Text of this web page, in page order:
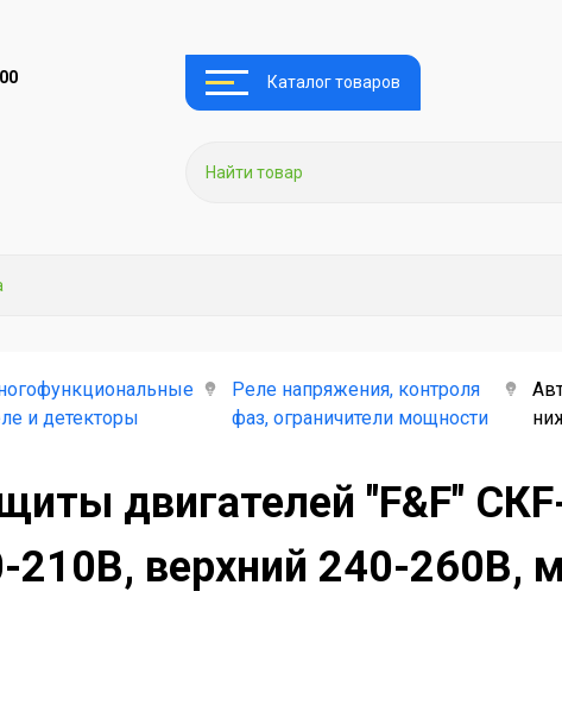
Каталог товаров
и детекторы
Реле напряжения, контроля
фаз, ограничители мощности
двигателей "F&F"
210В, верхний 240-260В,